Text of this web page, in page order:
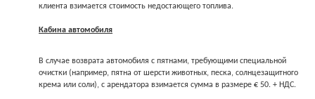
клиента взимается стоимость недостающего топлива.
Кабина автомобиля
В случае возврата автомобиля с пятнами, требующими специальной
очистки (например, пятна от шерсти животных, песка, солнцезащитного
крема или соли), с арендатора взимается сумма в размере € 50. + НДС.